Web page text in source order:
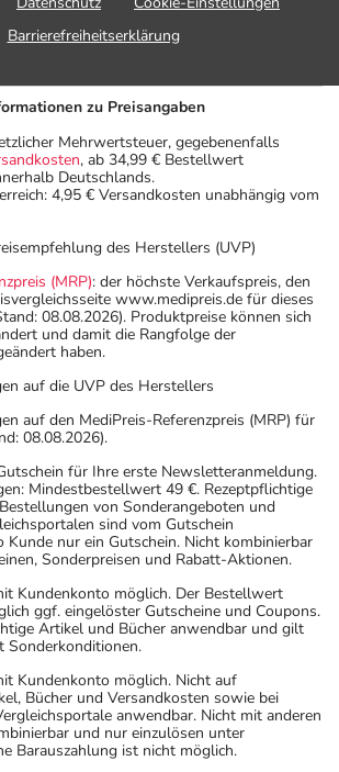
geben, mit denen
mit einem neuen
andere, das Sie bereits anwenden,
angeben. Das gilt auch für
selbst kaufen, nur gelegentlich
Anwendung schon einige Zeit
dieses Arzneimittel nicht mehr nach
Das Verfallsdatum bezieht
Tag des angegebenen Monats.
Barrierefreiheitserklärung
zu Preisangaben
Mehrwertsteuer, gegebenenfalls
, ab 34,99 € Bestellwert
Deutschlands.
4,95 € Versandkosten unabhängig vom
des Herstellers (UVP)
(MRP): der höchste Verkaufspreis, den
www.medipreis.de für dieses
08.08.2026). Produktpreise können sich
und damit die Rangfolge der
haben.
auf die UVP des Herstellers
auf den MediPreis-Referenzpreis (MRP) für
08.08.2026).
für Ihre erste Newsletteranmeldung.
Mindestbestellwert 49 €. Rezeptpflichtige
von Sonderangeboten und
sind vom Gutschein
Kunde nur ein Gutschein. Nicht kombinierbar
Sonderpreisen und Rabatt-Aktionen.
Kundenkonto möglich. Der Bestellwert
ggf. eingelöster Gutscheine und Coupons.
Artikel und Bücher anwendbar und gilt
Sonderkonditionen.
Kundenkonto möglich. Nicht auf
Bücher und Versandkosten sowie bei
anwendbar. Nicht mit anderen
und nur einzulösen unter
Barauszahlung ist nicht möglich.